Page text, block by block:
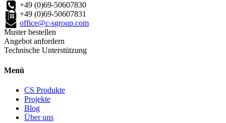
+49 (0)69-50607830
+49 (0)69-50607831
office@c-sgroup.com
Muster bestellen
Angebot anfordern
Technische Unterstützung
Menü
CS Produkte
Projekte
Blog
Über uns